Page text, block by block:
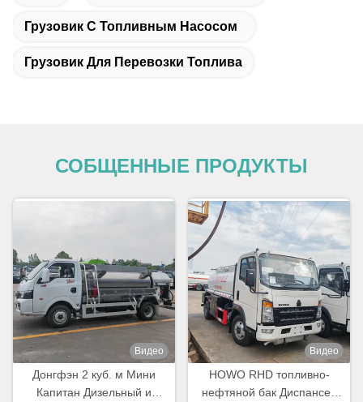
Грузовик С Топливным Насосом
Грузовик Для Перевозки Топлива
СОБЩЕННЫЕ ПРОДУКТЫ
Видео
Донгфэн 2 куб. м Мини
Капитан Дизельный и
Видео
HOWO RHD топливно-
нефтяной бак Диспансер